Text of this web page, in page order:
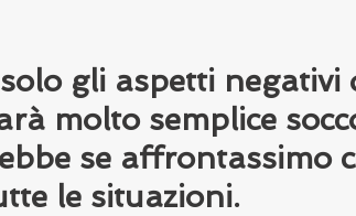
gli aspetti negativi
molto semplice
se affrontassimo
le situazioni.